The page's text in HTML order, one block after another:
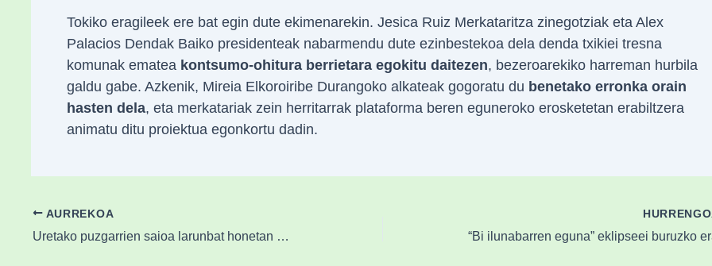
Tokiko eragileek ere bat egin dute ekimenarekin. Jesica Ruiz Merkataritza zinegotziak eta Alex
Palacios Dendak Baiko presidenteak nabarmendu dute ezinbestekoa dela denda txikiei tresna
komunak ematea kontsumo-ohitura berrietara egokitu daitezen, bezeroarekiko harreman hurbila
galdu gabe. Azkenik, Mireia Elkoroiribe Durangoko alkateak gogoratu du benetako erronka orain
hasten dela, eta merkatariak zein herritarrak plataforma beren eguneroko erosketetan erabiltzera
animatu ditu proiektua egonkortu dadin.
AURREKOA
Uretako puzgarrien saioa larunbat honetan Durangoko igerilekuan